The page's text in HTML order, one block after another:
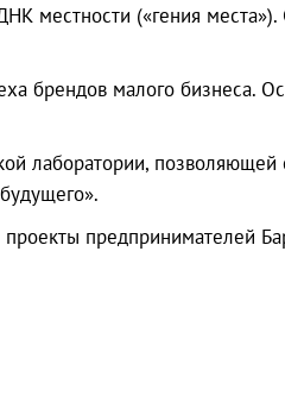
местности («гения
брендов малого бизнеса.
лаборатории, позволяющей
предпринимателей